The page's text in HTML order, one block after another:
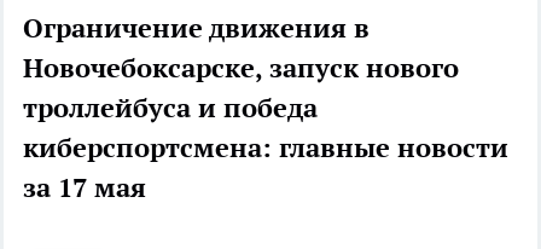
Ограничение движения в
Новочебоксарске, запуск нового
троллейбуса и победа
киберспортсмена: главные новости
за 17 мая